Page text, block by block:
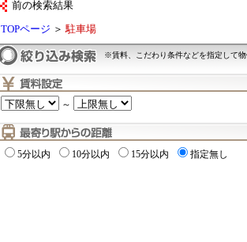
前の検索結果
TOPページ ＞駐車場
※賃料、こだわり条件などを指定して物
～
5分以内 10分以内 15分以内 指定無し